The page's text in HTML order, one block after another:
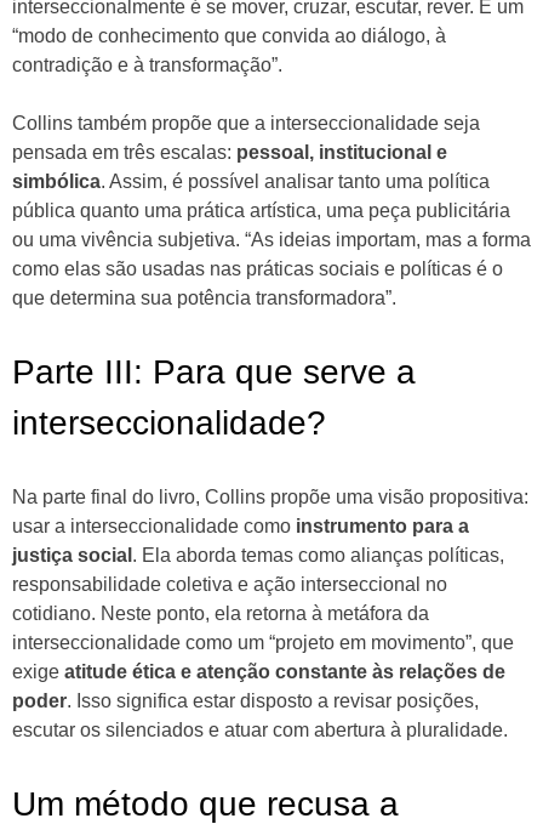
interseccionalmente é se mover, cruzar, escutar, rever. É um
“modo de conhecimento que convida ao diálogo, à
contradição e à transformação”.
Collins também propõe que a interseccionalidade seja
pensada em três escalas: pessoal, institucional e
simbólica. Assim, é possível analisar tanto uma política
pública quanto uma prática artística, uma peça publicitária
ou uma vivência subjetiva. “As ideias importam, mas a forma
como elas são usadas nas práticas sociais e políticas é o
que determina sua potência transformadora”.
Parte III: Para que serve a
interseccionalidade?
Na parte final do livro, Collins propõe uma visão propositiva:
usar a interseccionalidade como instrumento para a
justiça social . Ela aborda temas como alianças políticas,
responsabilidade coletiva e ação interseccional no
cotidiano. Neste ponto, ela retorna à metáfora da
interseccionalidade como um “projeto em movimento”, que
exige atitude ética e atenção constante às relações de
poder. Isso significa estar disposto a revisar posições,
escutar os silenciados e atuar com abertura à pluralidade.
Um método que recusa a